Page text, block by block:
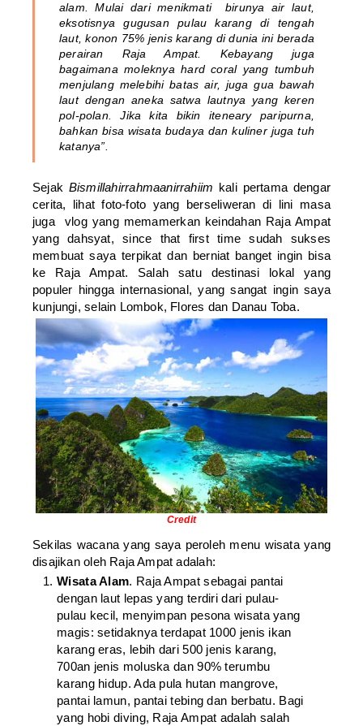
alam. Mulai dari menikmati birunya air laut,
eksotisnya gugusan pulau karang di tengah
laut, konon 75% jenis karang di dunia ini berada
perairan Raja Ampat. Kebayang juga
bagaimana moleknya hard coral yang tumbuh
menjulang melebihi batas air, juga gua bawah
laut dengan aneka satwa lautnya yang keren
pol-polan. Jika kita bikin iteneary paripurna,
bahkan bisa wisata budaya dan kuliner juga tuh
katanya”.
Sejak Bismillahirrahmaanirrahiim kali pertama dengar
cerita, lihat foto-foto yang berseliweran di lini masa
juga vlog yang memamerkan keindahan Raja Ampat
yang dahsyat, since that first time sudah sukses
membuat saya terpikat dan berniat banget ingin bisa
ke Raja Ampat. Salah satu destinasi lokal yang
populer hingga internasional, yang sangat ingin saya
kunjungi, selain Lombok, Flores dan Danau Toba.
Credit
Sekilas wacana yang saya peroleh menu wisata yang
disajikan oleh Raja Ampat adalah:
Wisata Alam. Raja Ampat sebagai pantai
dengan laut lepas yang terdiri dari pulau-
pulau kecil, menyimpan pesona wisata yang
magis: setidaknya terdapat 1000 jenis ikan
karang eras, lebih dari 500 jenis karang,
700an jenis moluska dan 90% terumbu
karang hidup. Ada pula hutan mangrove,
pantai lamun, pantai tebing dan berbatu. Bagi
yang hobi diving, Raja Ampat adalah salah